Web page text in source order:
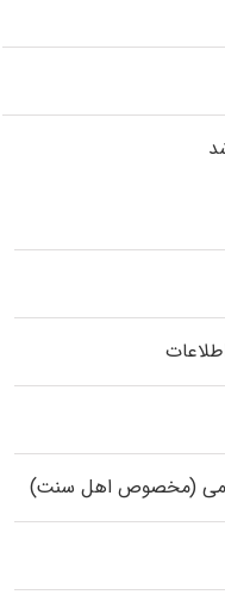
(مخصوص اهل سنت)